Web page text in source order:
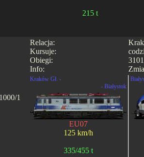
215 t
Relacja:
Kursuje:
Obiegi:
Info:
1
Kraków Gł. -
- Białystok
EU07
125 km/h
335/455 t